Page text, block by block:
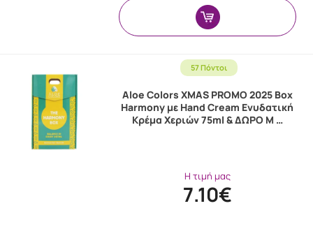
57 Πόντοι
Aloe Colors XMAS PROMO 2025 Box
Harmony με Hand Cream Ενυδατική
Κρέμα Χεριών 75ml & ΔΩΡΟ M …
Η τιμή μας
7.10€